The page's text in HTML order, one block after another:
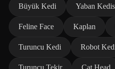
Büyük Kedi Yaban
Feline Face Kaplan
Turuncu Kedi Robot
Turuncu Tekir Cat Head